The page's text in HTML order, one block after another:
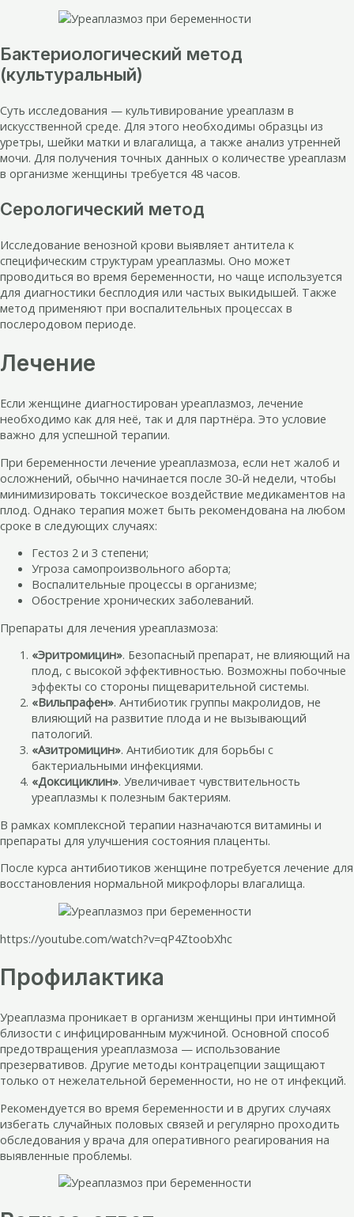
Бактериологический метод
(культуральный)
Суть исследования — культивирование уреаплазм в
искусственной среде. Для этого необходимы образцы из
уретры, шейки матки и влагалища, а также анализ утренней
мочи. Для получения точных данных о количестве уреаплазм
в организме женщины требуется 48 часов.
Серологический метод
Исследование венозной крови выявляет антитела к
специфическим структурам уреаплазмы. Оно может
проводиться во время беременности, но чаще используется
для диагностики бесплодия или частых выкидышей. Также
метод применяют при воспалительных процессах в
послеродовом периоде.
Лечение
Если женщине диагностирован уреаплазмоз, лечение
необходимо как для неё, так и для партнёра. Это условие
важно для успешной терапии.
При беременности лечение уреаплазмоза, если нет жалоб и
осложнений, обычно начинается после 30-й недели, чтобы
минимизировать токсическое воздействие медикаментов на
плод. Однако терапия может быть рекомендована на любом
сроке в следующих случаях:
Гестоз 2 и 3 степени;
Угроза самопроизвольного аборта;
Воспалительные процессы в организме;
Обострение хронических заболеваний.
Препараты для лечения уреаплазмоза:
«Эритромицин». Безопасный препарат, не влияющий на
плод, с высокой эффективностью. Возможны побочные
эффекты со стороны пищеварительной системы.
«Вильпрафен». Антибиотик группы макролидов, не
влияющий на развитие плода и не вызывающий
патологий.
«Азитромицин». Антибиотик для борьбы с
бактериальными инфекциями.
«Доксициклин». Увеличивает чувствительность
уреаплазмы к полезным бактериям.
В рамках комплексной терапии назначаются витамины и
препараты для улучшения состояния плаценты.
После курса антибиотиков женщине потребуется лечение для
восстановления нормальной микрофлоры влагалища.
https://youtube.com/watch?v=qP4ZtoobXhc
Профилактика
Уреаплазма проникает в организм женщины при интимной
близости с инфицированным мужчиной. Основной способ
предотвращения уреаплазмоза — использование
презервативов. Другие методы контрацепции защищают
только от нежелательной беременности, но не от инфекций.
Рекомендуется во время беременности и в других случаях
избегать случайных половых связей и регулярно проходить
обследования у врача для оперативного реагирования на
выявленные проблемы.